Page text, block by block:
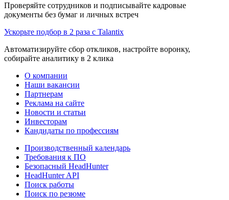
Проверяйте сотрудников и подписывайте кадровые
документы без бумаг и личных встреч
Ускорьте подбор в 2 раза с Talantix
Автоматизируйте сбор откликов, настройте воронку,
собирайте аналитику в 2 клика
О компании
Наши вакансии
Партнерам
Реклама на сайте
Новости и статьи
Инвесторам
Кандидаты по профессиям
Производственный календарь
Требования к ПО
Безопасный HeadHunter
HeadHunter API
Поиск работы
Поиск по резюме